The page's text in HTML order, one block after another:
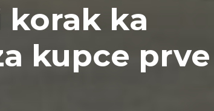
korak ka
kupce prve